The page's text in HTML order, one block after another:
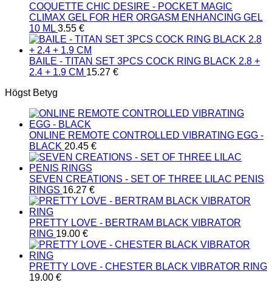
COQUETTE CHIC DESIRE - POCKET MAGIC
CLIMAX GEL FOR HER ORGASM ENHANCING GEL
10 ML 3.55 €
BAILE - TITAN SET 3PCS COCK RING BLACK 2.8 +
2.4 + 1.9 CM 15.27 €
Högst Betyg
ONLINE REMOTE CONTROLLED VIBRATING EGG -
BLACK 20.45 €
SEVEN CREATIONS - SET OF THREE LILAC PENIS
RINGS 16.27 €
PRETTY LOVE - BERTRAM BLACK VIBRATOR
RING 19.00 €
PRETTY LOVE - CHESTER BLACK VIBRATOR RING
19.00 €